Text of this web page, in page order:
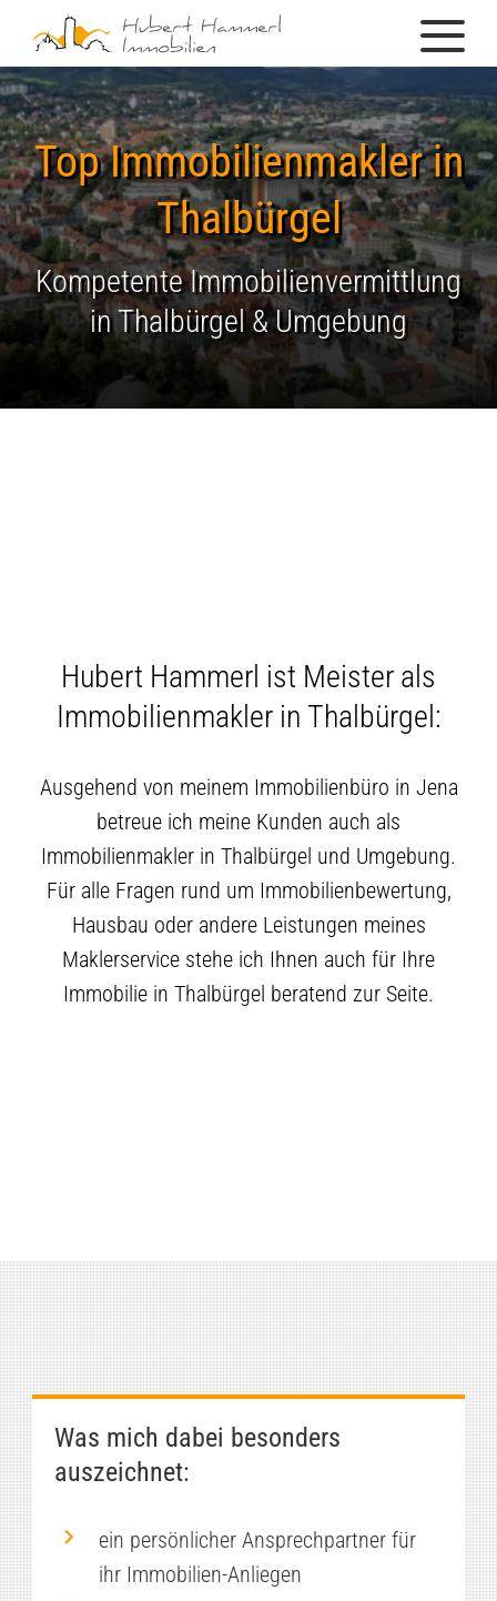
Top Immobilienmakler in
Thalbürgel
Kompetente Immobilienvermittlung
in Thalbürgel & Umgebung
Hubert Hammerl ist Meister als
Immobilienmakler in Thalbürgel:
Ausgehend von meinem Immobilienbüro in Jena
betreue ich meine Kunden auch als
Immobilienmakler in Thalbürgel und Umgebung.
Für alle Fragen rund um Immobilienbewertung,
Hausbau oder andere Leistungen meines
Maklerservice stehe ich Ihnen auch für Ihre
Immobilie in Thalbürgel beratend zur Seite.
Was mich dabei besonders
auszeichnet:
ein persönlicher Ansprechpartner für
ihr Immobilien-Anliegen